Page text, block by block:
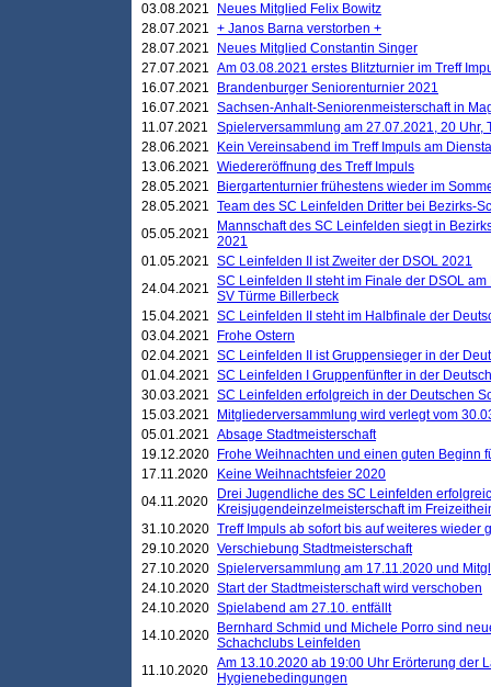
03.08.2021
Neues Mitglied Felix Bowitz
28.07.2021 + Janos Barna verstorben +
28.07.2021
Neues Mitglied Constantin Singer
27.07.2021 Am 03.08.2021 erstes Blitzturnier im Treff
16.07.2021
Brandenburger Seniorenturnier 2021
16.07.2021 Sachsen-Anhalt-Seniorenmeisterschaft in
11.07.2021
Spielerversammlung am 27.07.2021, 20 Uhr,
28.06.2021
Kein Vereinsabend im Treff Impuls am
13.06.2021 Wiedereröffnung des Treff Impuls
28.05.2021
Biergartenturnier frühestens wieder im
28.05.2021 Team des SC Leinfelden Dritter bei Bezirks-
05.05.2021
Mannschaft des SC Leinfelden siegt in
2021
01.05.2021 SC Leinfelden II ist Zweiter der DSOL 2021
24.04.2021 SC Leinfelden II steht im Finale der DSOL
SV Türme Billerbeck
15.04.2021 SC Leinfelden II steht im Halbfinale der
03.04.2021
Frohe Ostern
02.04.2021 SC Leinfelden II ist Gruppensieger in der
01.04.2021 SC Leinfelden I Gruppenfünfter in der
30.03.2021 SC Leinfelden erfolgreich in der Deutschen
15.03.2021
Mitgliederversammlung wird verlegt vom
05.01.2021 Absage Stadtmeisterschaft
19.12.2020
Frohe Weihnachten und einen guten Beginn
17.11.2020
Keine Weihnachtsfeier 2020
04.11.2020
Drei Jugendliche des SC Leinfelden
Kreisjugendeinzelmeisterschaft im
31.10.2020 Treff Impuls ab sofort bis auf weiteres wieder
29.10.2020 Verschiebung Stadtmeisterschaft
27.10.2020 Spielerversammlung am 17.11.2020 und
24.10.2020 Start der Stadtmeisterschaft wird verschoben
24.10.2020 Spielabend am 27.10. entfällt
14.10.2020
Bernhard Schmid und Michele Porro sind
Schachclubs Leinfelden
11.10.2020 Am 13.10.2020 ab 19:00 Uhr Erörterung der
Hygienebedingungen